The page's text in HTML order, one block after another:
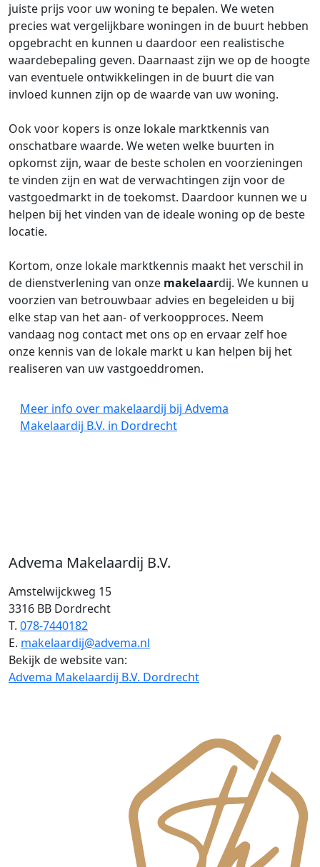
Advema Makelaardij B.V.
Amstelwijckweg 15
3316 BB Dordrecht
T. 078-7440182
E. makelaardij@advema.nl
Bekijk de website van:
Advema Makelaardij B.V. Dordrecht
juiste prijs voor uw woning te bepalen. We weten
precies wat vergelijkbare woningen in de buurt hebben
opgebracht en kunnen u daardoor een realistische
waardebepaling geven. Daarnaast zijn we op de hoogte
van eventuele ontwikkelingen in de buurt die van
invloed kunnen zijn op de waarde van uw woning.
Ook voor kopers is onze lokale marktkennis van
onschatbare waarde. We weten welke buurten in
opkomst zijn, waar de beste scholen en voorzieningen
te vinden zijn en wat de verwachtingen zijn voor de
vastgoedmarkt in de toekomst. Daardoor kunnen we u
helpen bij het vinden van de ideale woning op de beste
locatie.
Kortom, onze lokale marktkennis maakt het verschil in
de dienstverlening van onze makelaardij. We kunnen u
voorzien van betrouwbaar advies en begeleiden u bij
elke stap van het aan- of verkoopproces. Neem
vandaag nog contact met ons op en ervaar zelf hoe
onze kennis van de lokale markt u kan helpen bij het
realiseren van uw vastgoeddromen.
Meer info over makelaardij bij Advema
Makelaardij B.V. in Dordrecht